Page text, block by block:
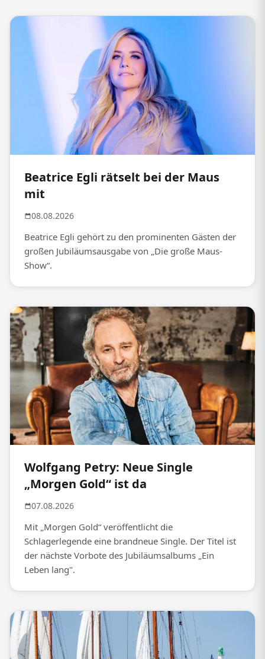
Beatrice Egli rätselt bei der Maus
mit
08.08.2026
Beatrice Egli gehört zu den prominenten Gästen der
großen Jubiläumsausgabe von „Die große Maus-
Show“.
Wolfgang Petry: Neue Single
„Morgen Gold“ ist da
07.08.2026
Mit „Morgen Gold“ veröffentlicht die
Schlagerlegende eine brandneue Single. Der Titel ist
der nächste Vorbote des Jubiläumsalbums „Ein
Leben lang".